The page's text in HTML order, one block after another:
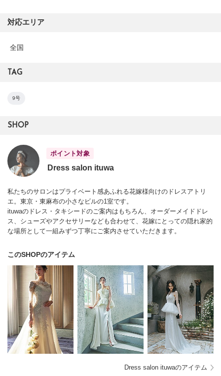
対応エリア
全国
TAG
9号
SHOP
ポイント対象
Dress salon ituwa
私たちのサロンはプライベート感あふれる花嫁様向けのドレスアトリ
エ。東京・東麻布の小さなビルの1室です。
ituwaのドレス・タキシードのご案内はもちろん、オーダーメイドドレ
ス、シューズやアクセサリーなども合わせて、花嫁にとっての隠れ家的
な場所として一組みずつ丁寧にご案内させていただきます。
このSHOPのアイテム
Dress salon ituwaのアイテム